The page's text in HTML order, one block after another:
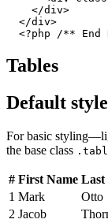
    </div>
  </div>
<?php /** End
Tables
Default
For basic
the base class
# First Name Last
1 Mark Otto
2 Jacob